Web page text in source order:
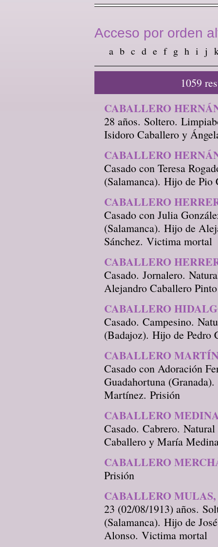
Acceso por orden
a b c d e f g h i j
1059
CABALLERO
28 años. Soltero.
Isidoro Caballero y
CABALLERO
Casado con Teresa
(Salamanca). Hijo de
CABALLERO
Casado con Julia
(Salamanca). Hijo de
Sánchez. Victima mortal
CABALLERO
Casado. Jornalero.
Alejandro Caballero
CABALLERO
Casado. Campesino.
(Badajoz). Hijo de
CABALLERO
Casado con Adoración
Guadahortuna
Martínez. Prisión
CABALLERO
Casado. Cabrero.
Caballero y María
CABALLERO
Prisión
CABALLERO
23 (02/08/1913) años.
(Salamanca). Hijo de
Alonso. Victima mortal